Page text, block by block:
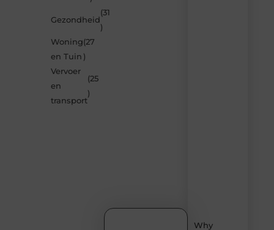
Gezondheid
(31
)
Woning
en Tuin
(27
)
Vervoer
en
transport
(25
)
Why